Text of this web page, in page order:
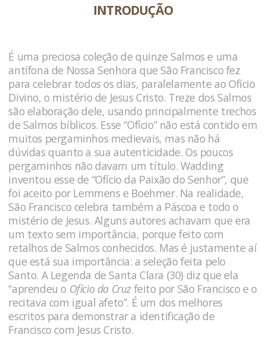
INTRODUÇÃO
É uma preciosa coleção de quinze Salmos e uma
antífona de Nossa Senhora que São Francisco fez
para celebrar todos os dias, paralelamente ao Ofício
Divino, o mistério de Jesus Cristo. Treze dos Salmos
são elaboração dele, usando principalmente trechos
de Salmos bíblicos. Esse “Ofício” não está contido em
muitos pergaminhos medievais, mas não há
dúvidas quanto a sua autenticidade. Os poucos
pergaminhos não davam um título. Wadding
inventou esse de “Ofício da Paixão do Senhor”, que
foi aceito por Lemmens e Boehmer. Na realidade,
São Francisco celebra também a Páscoa e todo o
mistério de Jesus. Alguns autores achavam que era
um texto sem importância, porque feito com
retalhos de Salmos conhecidos. Mas é justamente aí
que está sua importância: a seleção feita pelo
Santo. A Legenda de Santa Clara (30) diz que ela
“aprendeu o Ofício da Cruz feito por São Francisco e o
recitava com igual afeto”. É um dos melhores
escritos para demonstrar a identificação de
Francisco com Jesus Cristo.